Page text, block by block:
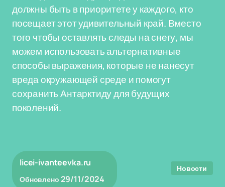
должны быть в приоритете у каждого, кто
посещает этот удивительный край. Вместо
того чтобы оставлять следы на снегу, мы
можем использовать альтернативные
способы выражения, которые не нанесут
вреда окружающей среде и помогут
сохранить Антарктиду для будущих
поколений.
licei-ivanteevka.ru
Обновлено 29/11/2024
Новости